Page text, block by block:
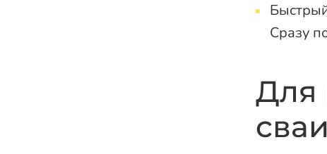
Сразу
Для